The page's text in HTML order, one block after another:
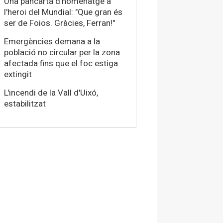
l'heroi del Mundial: "Que gran és
ser de Foios. Gràcies, Ferran!"
Emergències demana a la
població no circular per la zona
afectada fins que el foc estiga
extingit
L'incendi de la Vall d'Uixó,
estabilitzat